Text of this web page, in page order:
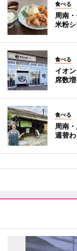
食べる
周南
米粉
食べる
イオ
席数
食べる
周南
週替